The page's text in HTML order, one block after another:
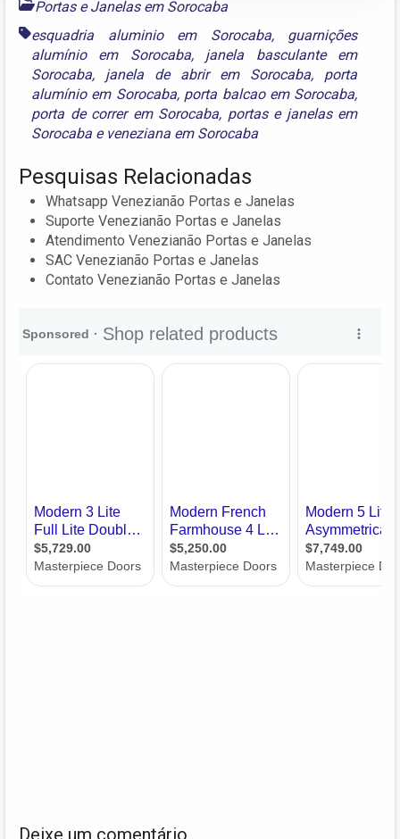
Portas e Janelas em Sorocaba
esquadria aluminio em Sorocaba, guarnições
alumínio em Sorocaba, janela basculante em
Sorocaba, janela de abrir em Sorocaba, porta
alumínio em Sorocaba, porta balcao em Sorocaba,
porta de correr em Sorocaba, portas e janelas em
Sorocaba e veneziana em Sorocaba
Pesquisas Relacionadas
Whatsapp Venezianão Portas e Janelas
Suporte Venezianão Portas e Janelas
Atendimento Venezianão Portas e Janelas
SAC Venezianão Portas e Janelas
Contato Venezianão Portas e Janelas
Deixe um comentário